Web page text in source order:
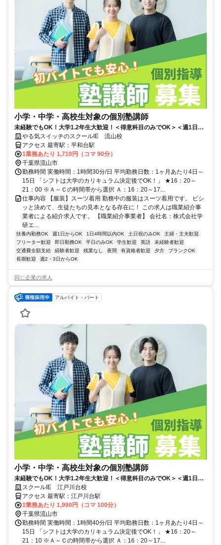
小学・中学・高校生対象の個別塾講師
未経験でもOK！大学1.2年生大歓迎！＜得意科目のみでOK＞＜週1日・
90分＞＜丁寧な研修制度あり＞
やる気スイッチのスクールIE 流山校
アクセス 最寄駅：平和台駅
1業務あたり 1,710円（コマ 90分）
千葉県流山市
勤務時間 実働時間：1時間30分/日 平均勤務日数：1ヶ月あたり4日～
15日 「シフトは大学のカリキュラム決定後でOK！」 ★16：20～
21：00 ※Ａ～Ｃの時間帯から選択 Ａ：16：20～17...
仕事内容 【服装】スーツ着用 勤務中の服装はスーツ着用です。 ビシ
ッと決めて、生徒たちの見本となる存在に！ この求人は職業紹介事
業者による紹介求人です。 【職業紹介事業者】 会社名：株式会社学
研エ...
扶養内勤務OK 週1日からOK 1日4時間以内OK 土日祝のみOK
主婦・主夫歓迎
フリーター歓迎
即日勤務OK 平日のみOK 学生歓迎 英語
未経験者歓迎
交通費全額支給
経験者歓迎 残業なし 夜間 有資格者歓迎 夕方
ブランクOK
長期歓迎
週2・3日からOK
同じ企業の求人
アルバイト・パート
小学・中学・高校生対象の個別塾講師
未経験でもOK！大学1.2年生大歓迎！＜得意科目のみでOK＞＜週1日・
90分＞＜丁寧な 研修制度あり＞
スクールIE 江戸川台校
アクセス 最寄駅：江戸川台駅
1業務あたり 1,990円（コマ 100分）
千葉県流山市
勤務時間 実働時間：1時間40分/日 平均勤務日数：1ヶ月あたり4日～
15日 「シフトは大学のカリキュラム決定後でOK！」 ★16：20～
21：10 ※Ａ～Ｃの時間帯から選択 Ａ：16：20～17...